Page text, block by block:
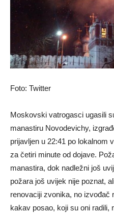
Foto: Twitter
Moskovski vatrogasci ugasili
manastiru Novodevichy,
prijavljen u 22:41 po lokalnom
za četiri minute od dojave.
manastira, dok nadležni još
požara još uvijek nije poznat,
renovaciji zvonika, no izvođač
kakav posao, koji su oni radili,